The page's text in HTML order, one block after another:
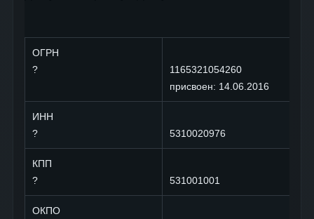
ОГРН
?
1165321054260
присвоен: 14.06.2016
ИНН
?
5310020976
КПП
?
531001001
ОКПО